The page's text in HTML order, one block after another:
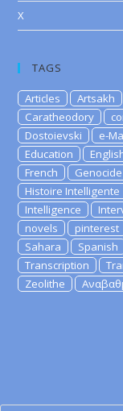
X
TAGS
Articles Artsakh
Caratheodory
Dostoievski
e-
Education
French
Genocide
Histoire Intelligente
Intelligence
novels
pinterest
Sahara
Spanish
Transcription
Zeolithe